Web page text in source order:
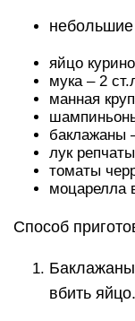
яйцо
мука – 2
манная
баклажаны
лук
томаты
моцарелла
Способ
Баклажаны
вбить яйцо.